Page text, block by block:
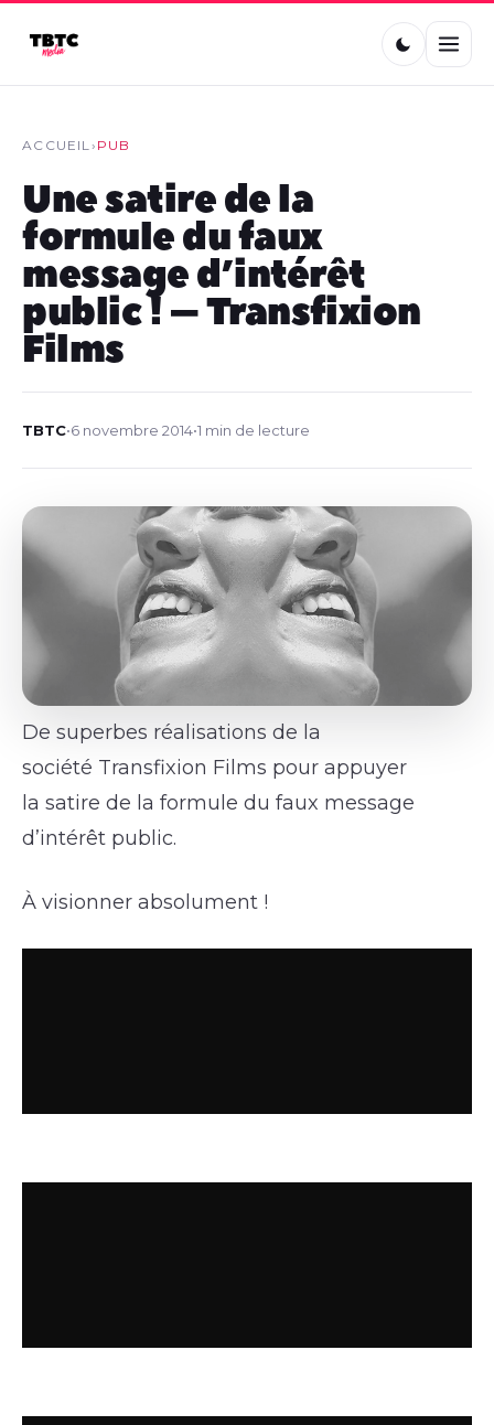
ACCUEIL› PUB
Une satire de la
formule du faux
message d’intérêt
public ! – Transfixion
Films
TBTC•6 novembre 2014•1 min de lecture
De superbes réalisations de la
société Transfixion Films pour appuyer
la satire de la formule du faux message
d’intérêt public.
À visionner absolument !